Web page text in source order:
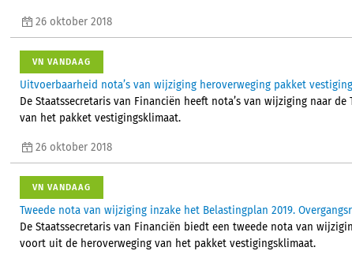
26 oktober 2018
VN VANDAAG
Uitvoerbaarheid nota’s van wijziging heroverweging pakket
De Staatssecretaris van Financiën heeft nota’s van wijziging naar
van het pakket vestigingsklimaat.
26 oktober 2018
VN VANDAAG
Tweede nota van wijziging inzake het Belastingplan 2019.
De Staatssecretaris van Financiën biedt een tweede nota van
voort uit de heroverweging van het pakket vestigingsklimaat.